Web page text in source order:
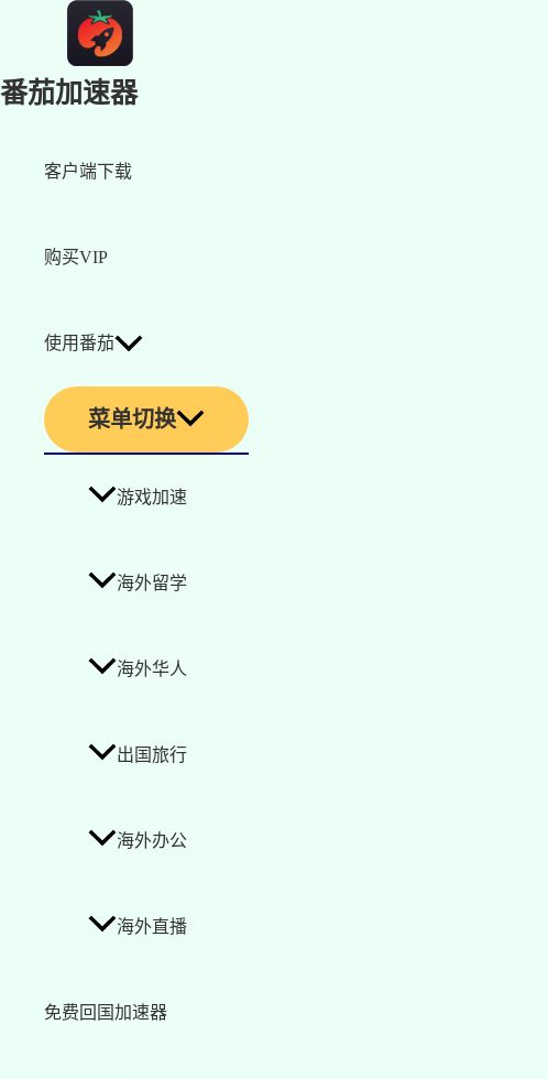
番茄加速器
客户端下载
购买VIP
使用番茄
菜单切换
游戏加速
海外留学
海外华人
出国旅行
海外办公
海外直播
免费回国加速器